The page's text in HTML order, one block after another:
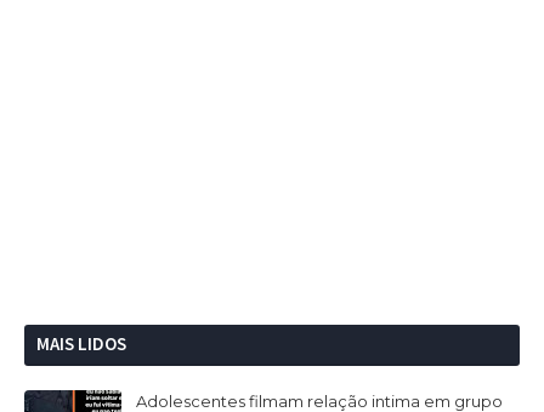
MAIS LIDOS
Adolescentes filmam relação intima em grupo